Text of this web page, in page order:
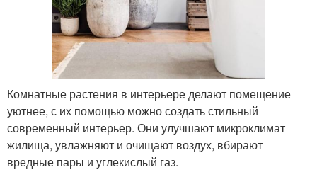
Комнатные растения в интерьере делают помещение
уютнее, с их помощью можно создать стильный
современный интерьер. Они улучшают микроклимат
жилища, увлажняют и очищают воздух, вбирают
вредные пары и углекислый газ.